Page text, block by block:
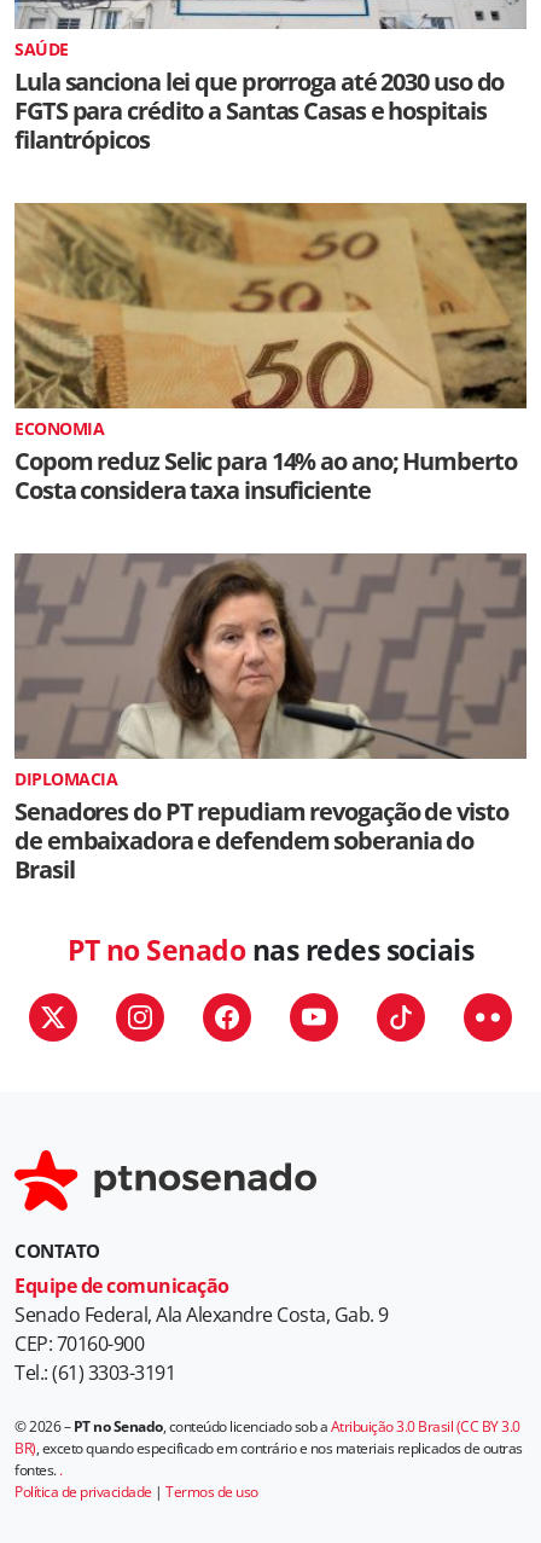
SAÚDE
Lula sanciona lei que prorroga até 2030 uso do
FGTS para crédito a Santas Casas e hospitais
filantrópicos
ECONOMIA
Copom reduz Selic para 14% ao ano; Humberto
Costa considera taxa insuficiente
DIPLOMACIA
Senadores do PT repudiam revogação de visto
de embaixadora e defendem soberania do
Brasil
PT no Senadonas redes sociais
CONTATO
Equipe de comunicação
Senado Federal, Ala Alexandre Costa, Gab. 9
CEP: 70160-900
Tel.: (61) 3303-3191
© 2026 –PT no Senado, conteúdo licenciado sob aAtribuição 3.0 Brasil (CC BY 3.0
BR), exceto quando especificado em contrário e nos materiais replicados de outras
fontes..
Política de privacidade | Termos de uso